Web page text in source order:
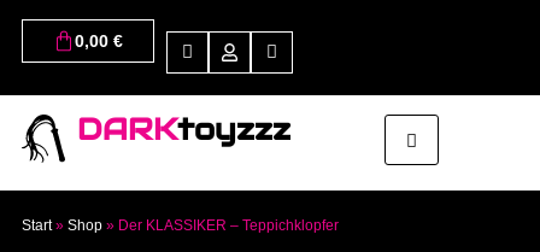
0,00 €
DARKtoyzzz
Start» Shop» Der KLASSIKER – Teppichklopfer